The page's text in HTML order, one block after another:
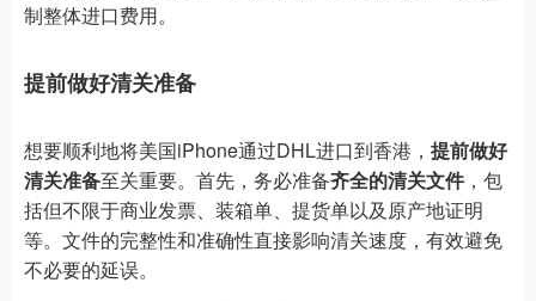
制整体进口费用。
提前做好清关准备
想要顺利地将美国iPhone通过DHL进口到香港， 提前做好
清关准备至关重要。首先，务必准备齐全的清关文件，包
括但不限于商业发票、装箱单、提货单以及原产地证明
等。文件的完整性和准确性直接影响清关速度，有效避免
不必要的延误。